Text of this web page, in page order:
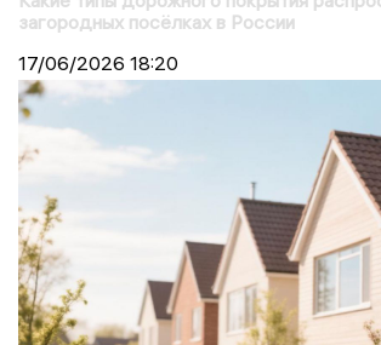
загородных посёлках в России
17/06/2026 18:20